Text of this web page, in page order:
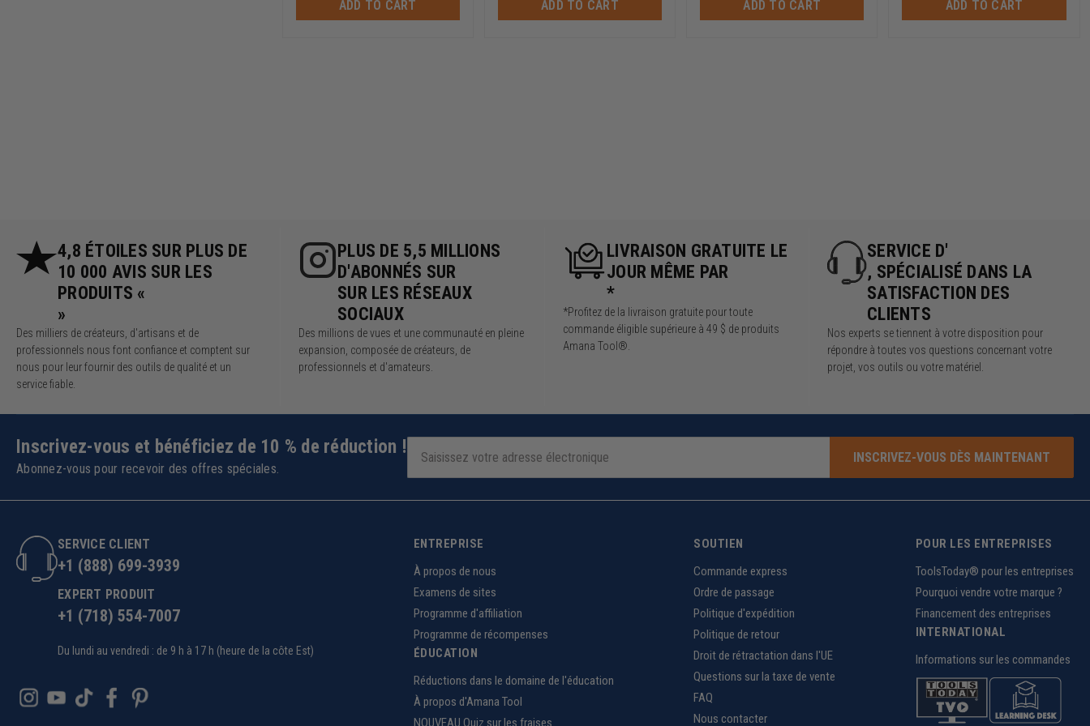
ADD TO CART ADD TO CART ADD TO CART ADD TO CART
4,8 ÉTOILES SUR PLUS DE
10 000 AVIS SUR LES
PRODUITS «
»
Des milliers de créateurs, d'artisans et de
professionnels nous font confiance et comptent sur
nous pour leur fournir des outils de qualité et un
service fiable.
PLUS DE 5,5 MILLIONS
D'ABONNÉS SUR
SUR LES RÉSEAUX
SOCIAUX
Des millions de vues et une communauté en pleine
expansion, composée de créateurs, de
professionnels et d'amateurs.
LIVRAISON GRATUITE LE
JOUR MÊME PAR
*
*Profitez de la livraison gratuite pour toute
commande éligible supérieure à 49 $ de produits
Amana Tool®.
SERVICE D'
, SPÉCIALISÉ DANS LA
SATISFACTION DES
CLIENTS
Nos experts se tiennent à votre disposition pour
répondre à toutes vos questions concernant votre
projet, vos outils ou votre matériel.
Inscrivez-vous et bénéficiez de 10 % de réduction !
Abonnez-vous pour recevoir des offres spéciales.
INSCRIVEZ-VOUS DÈS MAINTENANT
SERVICE CLIENT
+1 (888) 699-3939
EXPERT PRODUIT
+1 (718) 554-7007
Du lundi au vendredi : de 9 h à 17 h (heure de la côte Est)
ENTREPRISE
À propos de nous
Examens de sites
Programme d'affiliation
Programme de récompenses
ÉDUCATION
Réductions dans le domaine de l'éducation
À propos d'Amana Tool
SOUTIEN
Commande express
Ordre de passage
Politique d'expédition
Politique de retour
Droit de rétractation dans l'UE
Questions sur la taxe de vente
FAQ
Nous contacter
POUR LES ENTREPRISES
ToolsToday® pour les entreprises
Pourquoi vendre votre marque ?
Financement des entreprises
INTERNATIONAL
Informations sur les commandes